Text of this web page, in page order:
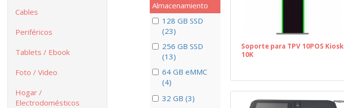
Cables
Periféricos
Tablets / Ebook
Foto / Video
Hogar /
Electrodomésticos
Almacenamiento
128 GB SSD
(23)
256 GB SSD
(13)
64 GB eMMC
(4)
32 GB (3)
Soporte para TPV 10POS Kiosk
10K